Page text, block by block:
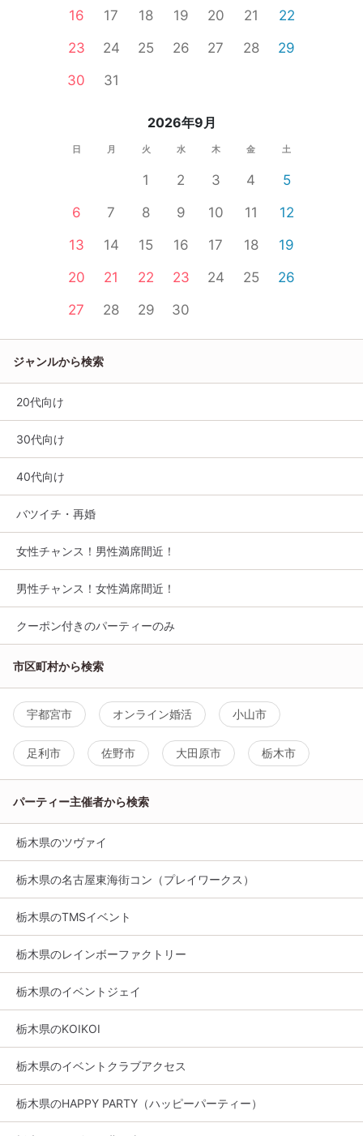
16
17 18 19 20 21
22
23
24 25 26 27 28
29
30
31
2026年9月
日 月 火 水 木 金 土
1 2 3 4
5
6
7 8 9 10 11
12
13
14 15 16 17 18
19
20
21 22 23 24 25
26
27
28 29 30
ジャンルから検索
20代向け
30代向け
40代向け
バツイチ・再婚
女性チャンス！男性満席間近！
男性チャンス！女性満席間近！
クーポン付きのパーティーのみ
市区町村から検索
宇都宮市 オンライン婚活 小山市
足利市 佐野市 大田原市 栃木市
パーティー主催者から検索
栃木県のツヴァイ
栃木県の名古屋東海街コン（プレイワークス）
栃木県のTMSイベント
栃木県のレインボーファクトリー
栃木県のイベントジェイ
栃木県のKOIKOI
栃木県のイベントクラブアクセス
栃木県のHAPPY PARTY（ハッピーパーティー）